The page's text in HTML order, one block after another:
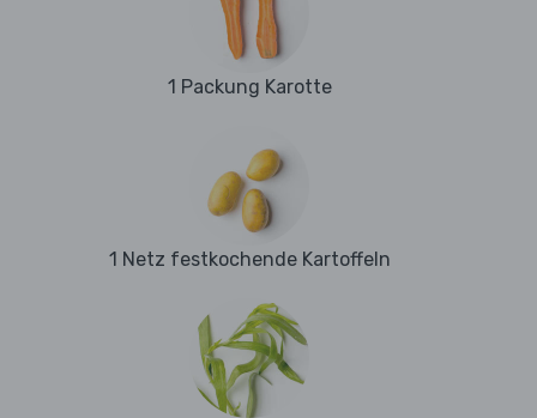
1 Packung Karotte
1 Netz festkochende Kartoffeln